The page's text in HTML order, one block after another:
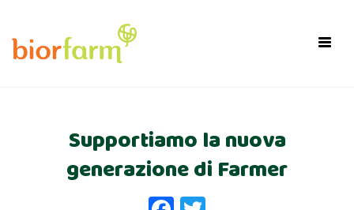
Supportiamo la nuova
generazione di Farmer